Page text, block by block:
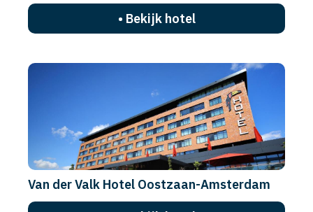
• Bekijk hotel
Van der Valk Hotel Oostzaan-Amsterdam